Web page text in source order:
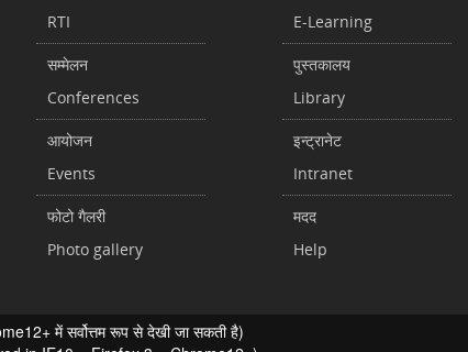
RTI
सम्मेलन
Conferences
आयोजन
Events
फोटो गैलरी
Photo gallery
E-Learning
पुस्तकालय
Library
इन्ट्रानेट
Intranet
मदद
Help
में सर्वोत्तम रूप से देखी जा सकती है)